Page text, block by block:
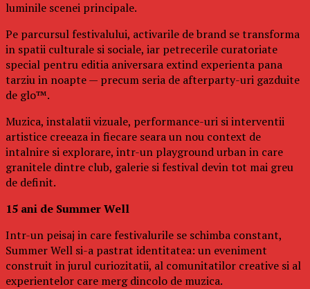
luminile scenei principale.
Pe parcursul festivalului, activarile de brand se transforma
in spatii culturale si sociale, iar petrecerile curatoriate
special pentru editia aniversara extind experienta pana
tarziu in noapte — precum seria de afterparty-uri gazduite
de glo™.
Muzica, instalatii vizuale, performance-uri si interventii
artistice creeaza in fiecare seara un nou context de
intalnire si explorare, intr-un playground urban in care
granitele dintre club, galerie si festival devin tot mai greu
de definit.
15 ani de Summer Well
Intr-un peisaj in care festivalurile se schimba constant,
Summer Well si-a pastrat identitatea: un eveniment
construit in jurul curiozitatii, al comunitatilor creative si al
experientelor care merg dincolo de muzica.